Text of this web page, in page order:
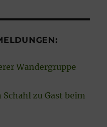
Wandergruppe
zu Gast beim